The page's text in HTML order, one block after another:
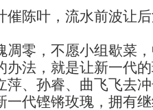
陈叶，流水前波让后
零，不愿小组歇菜，
办法，就是让新一代
萍、孙睿、曲飞飞去
一代铿锵玫瑰，拥有